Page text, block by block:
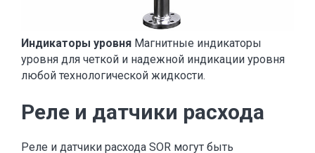
Индикаторы уровня Магнитные индикаторы
уровня для четкой и надежной индикации уровня
любой технологической жидкости.
Реле и датчики расхода
Реле и датчики расхода SOR могут быть